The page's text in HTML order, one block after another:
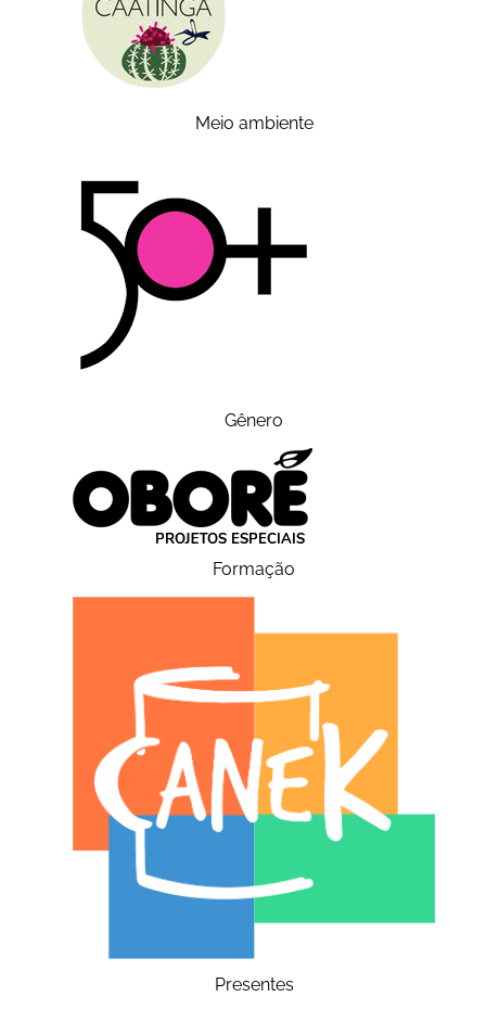
Meio ambiente
Gênero
Formação
Presentes